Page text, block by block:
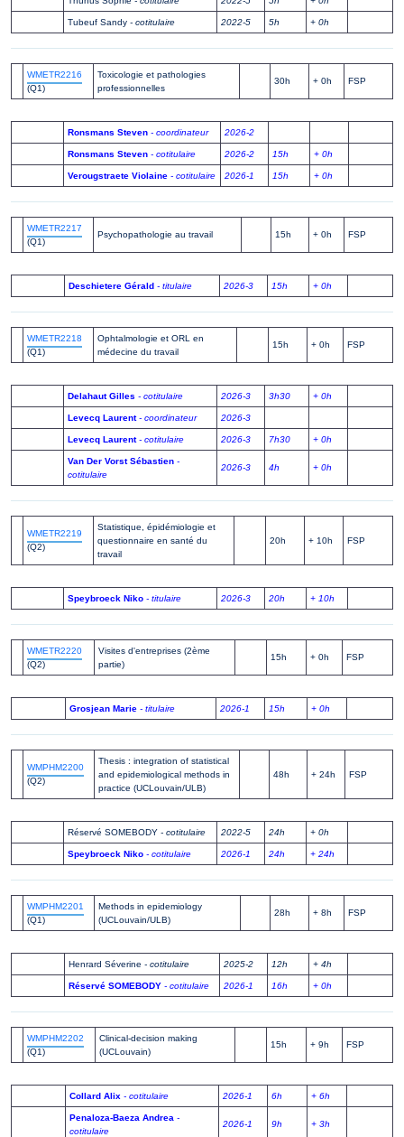
Tubeuf Sandy - cotitulaire 2022-5 5h + 0h
WMETR2216
(Q1)
Toxicologie et pathologies
professionnelles
30h + 0h FSP
Ronsmans Steven - coordinateur 2026-2
Ronsmans Steven - cotitulaire 2026-2 15h + 0h
Verougstraete Violaine - cotitulaire 2026-1 15h + 0h
WMETR2217
(Q1)
Psychopathologie au travail 15h + 0h FSP
Deschietere Gérald - titulaire 2026-3 15h + 0h
WMETR2218
(Q1)
Ophtalmologie et ORL en
médecine du travail
15h + 0h FSP
Delahaut Gilles - cotitulaire 2026-3 3h30 + 0h
Levecq Laurent- coordinateur 2026-3
Levecq Laurent- cotitulaire 2026-3 7h30 + 0h
Van Der Vorst Sébastien -
cotitulaire
2026-3 4h + 0h
WMETR2219
(Q2)
Statistique, épidémiologie et
questionnaire en santé du
travail
20h + 10h FSP
Speybroeck Niko - titulaire 2026-3 20h + 10h
WMETR2220
(Q2)
Visites d'entreprises (2ème
partie)
15h + 0h FSP
Grosjean Marie - titulaire 2026-1 15h + 0h
WMPHM2200
(Q2)
Thesis : integration of statistical
and epidemiological methods in
practice (UCLouvain/ULB)
48h + 24h FSP
Réservé SOMEBODY - cotitulaire 2022-5 24h + 0h
Speybroeck Niko - cotitulaire 2026-1 24h + 24h
WMPHM2201
(Q1)
Methods in epidemiology
(UCLouvain/ULB)
28h + 8h FSP
Henrard Séverine - cotitulaire 2025-2 12h + 4h
Réservé SOMEBODY - cotitulaire 2026-1 16h + 0h
WMPHM2202
(Q1)
Clinical-decision making
(UCLouvain)
15h + 9h FSP
Collard Alix - cotitulaire 2026-1 6h + 6h
Penaloza-Baeza Andrea -
cotitulaire
2026-1 9h + 3h